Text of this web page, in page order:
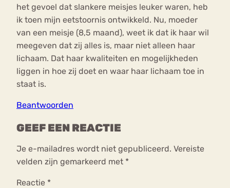
het gevoel dat slankere meisjes leuker waren, heb
ik toen mijn eetstoornis ontwikkeld. Nu, moeder
van een meisje (8,5 maand), weet ik dat ik haar wil
meegeven dat zij alles is, maar niet alleen haar
lichaam. Dat haar kwaliteiten en mogelijkheden
liggen in hoe zij doet en waar haar lichaam toe in
staat is.
Beantwoorden
GEEF EEN REACTIE
Je e-mailadres wordt niet gepubliceerd. Vereiste
velden zijn gemarkeerd met *
Reactie *